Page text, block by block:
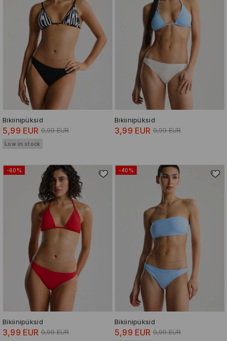
Bikiinipüksid
5,99 EUR 9,99 EUR
Low in stock
Bikiinipüksid
3,99 EUR 9,99 EUR
-60%
Bikiinipüksid
3,99 EUR 9,99 EUR
-40%
Bikiinipüksid
5,99 EUR 9,99 EUR